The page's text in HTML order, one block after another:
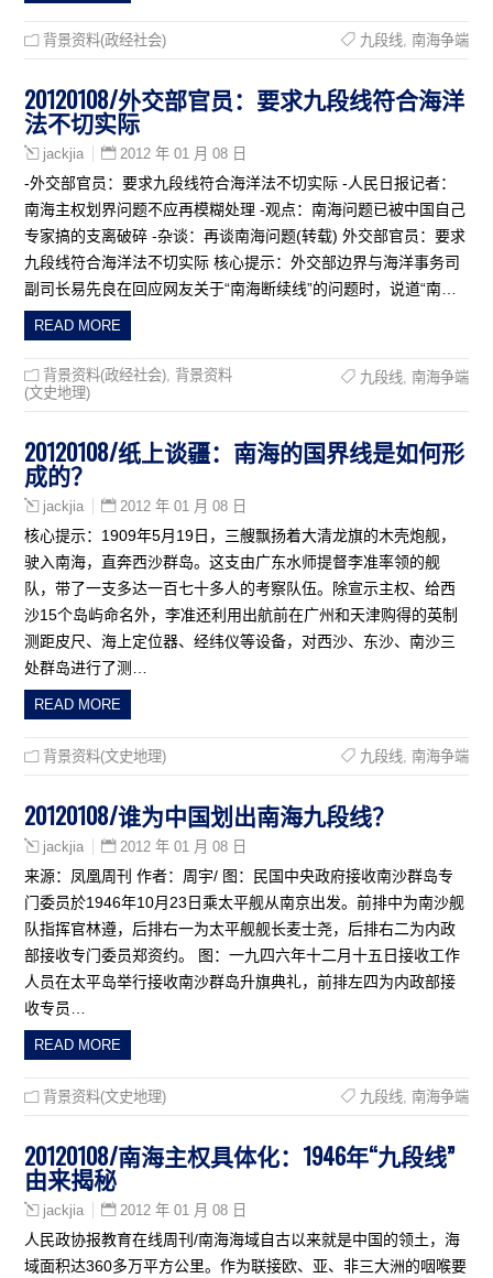
背景资料(政经社会) 九段线, 南海争端
20120108/外交部官员：要求九段线符合海洋
法不切实际
jackjia 2012 年 01 月 08 日
-外交部官员：要求九段线符合海洋法不切实际 -人民日报记者：
南海主权划界问题不应再模糊处理 -观点：南海问题已被中国自己
专家搞的支离破碎 -杂谈：再谈南海问题(转载) 外交部官员：要求
九段线符合海洋法不切实际 核心提示：外交部边界与海洋事务司
副司长易先良在回应网友关于“南海断续线”的问题时，说道“南…
READ MORE
背景资料(政经社会) 背景资料
(文史地理)
九段线, 南海争端
20120108/纸上谈疆：南海的国界线是如何形
成的？
jackjia 2012 年 01 月 08 日
核心提示：1909年5月19日，三艘飘扬着大清龙旗的木壳炮舰，
驶入南海，直奔西沙群岛。这支由广东水师提督李准率领的舰
队，带了一支多达一百七十多人的考察队伍。除宣示主权、给西
沙15个岛屿命名外，李准还利用出航前在广州和天津购得的英制
测距皮尺、海上定位器、经纬仪等设备，对西沙、东沙、南沙三
处群岛进行了测…
READ MORE
背景资料(文史地理) 九段线, 南海争端
20120108/谁为中国划出南海九段线？
jackjia 2012 年 01 月 08 日
来源：凤凰周刊 作者：周宇/ 图：民国中央政府接收南沙群岛专
门委员於1946年10月23日乘太平舰从南京出发。前排中为南沙舰
队指挥官林遵，后排右一为太平舰舰长麦士尧，后排右二为内政
部接收专门委员郑资约。 图：一九四六年十二月十五日接收工作
人员在太平岛举行接收南沙群岛升旗典礼，前排左四为内政部接
收专员…
READ MORE
背景资料(文史地理) 九段线, 南海争端
20120108/南海主权具体化：1946年“九段线”
由来揭秘
jackjia 2012 年 01 月 08 日
人民政协报教育在线周刊/南海海域自古以来就是中国的领土，海
域面积达360多万平方公里。作为联接欧、亚、非三大洲的咽喉要